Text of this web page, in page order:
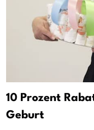
10 Prozent
Geburt